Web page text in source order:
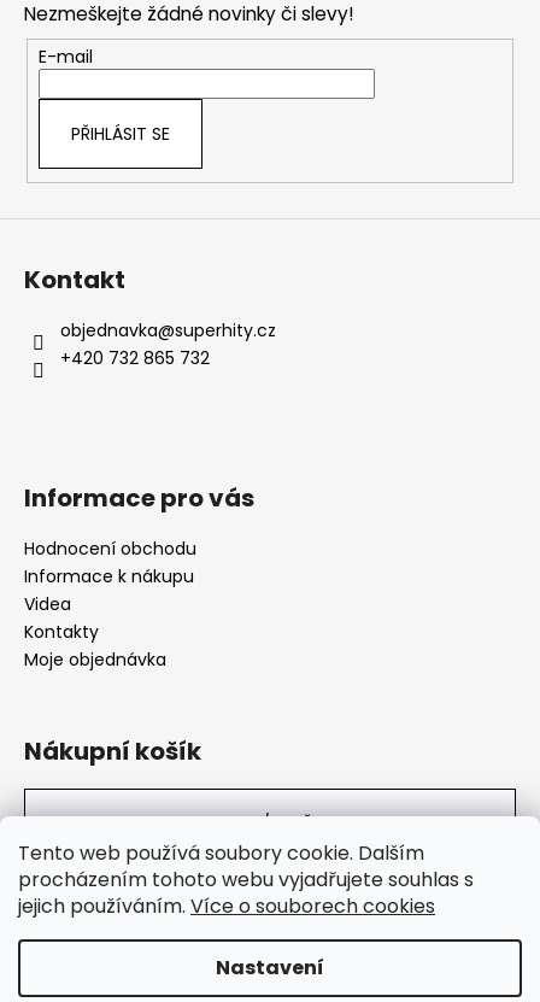
Tento web používá soubory cookie. Dalším
procházením tohoto webu vyjadřujete souhlas s
jejich používáním. Více o souborech cookies
Nastavení
Nezmeškejte žádné novinky či slevy!
E-mail
PŘIHLÁSIT SE
Kontakt
objednavka@superhity.cz
+420 732 865 732
Informace pro vás
Hodnocení obchodu
Informace k nákupu
Videa
Kontakty
Moje objednávka
Nákupní košík
0KS /0 KČ